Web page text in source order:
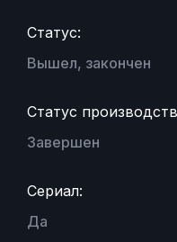
Статус:
Вышел, закончен
Статус
Завершен
Сериал:
Да